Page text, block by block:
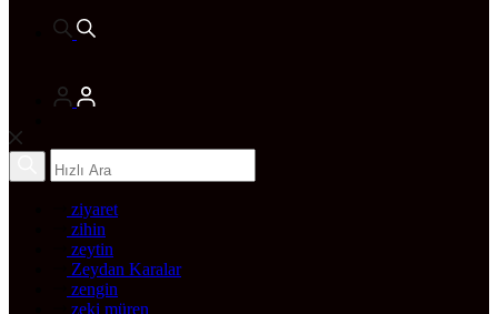
ziyaret
zihin
zeytin
Zeydan Karalar
zengin
zeki müren